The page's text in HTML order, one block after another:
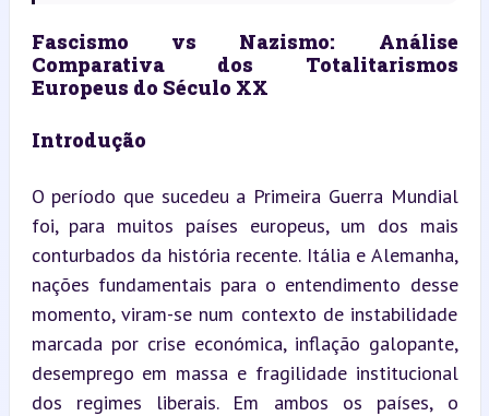
Fascismo vs Nazismo: Análise
Comparativa dos Totalitarismos
Europeus do Século XX
Introdução
O período que sucedeu a Primeira Guerra Mundial
foi, para muitos países europeus, um dos mais
conturbados da história recente. Itália e Alemanha,
nações fundamentais para o entendimento desse
momento, viram-se num contexto de instabilidade
marcada por crise económica, inflação galopante,
desemprego em massa e fragilidade institucional
dos regimes liberais. Em ambos os países, o